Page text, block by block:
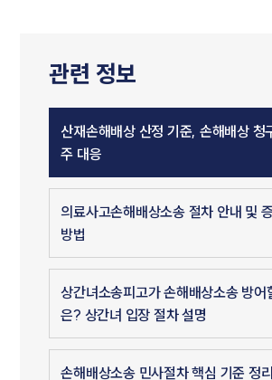
관련 정보
산재손해배상 산정 기준, 손해배상 청
주 대응
의료사고손해배상소송 절차 안내 및
방법
상간녀소송피고가 손해배상소송 방어
은? 상간녀 입장 절차 설명
손해배상소송 민사절차 핵심 기준 정리